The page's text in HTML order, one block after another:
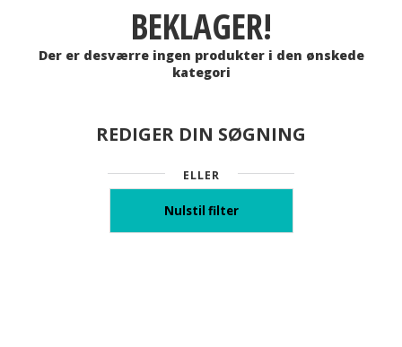
BEKLAGER!
Der er desværre ingen produkter i den ønskede
kategori
REDIGER DIN SØGNING
ELLER
Nulstil filter